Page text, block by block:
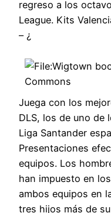
regreso a los
League. Kits
– ¿
Juega con los
DLS, los de uno de
Liga Santander
Presentaciones
equipos. Los
han impuesto en
ambos equipos en
tres hijos más de